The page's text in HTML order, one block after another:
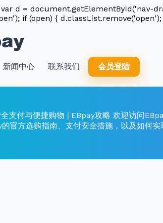
d = document.getElementById('nav-
if (open) {
新闻中心 联系我们 会员登陆
支付与便捷购物 | EBpay攻略 欢迎访问
官方选购指南、支付安全措施，以及如何